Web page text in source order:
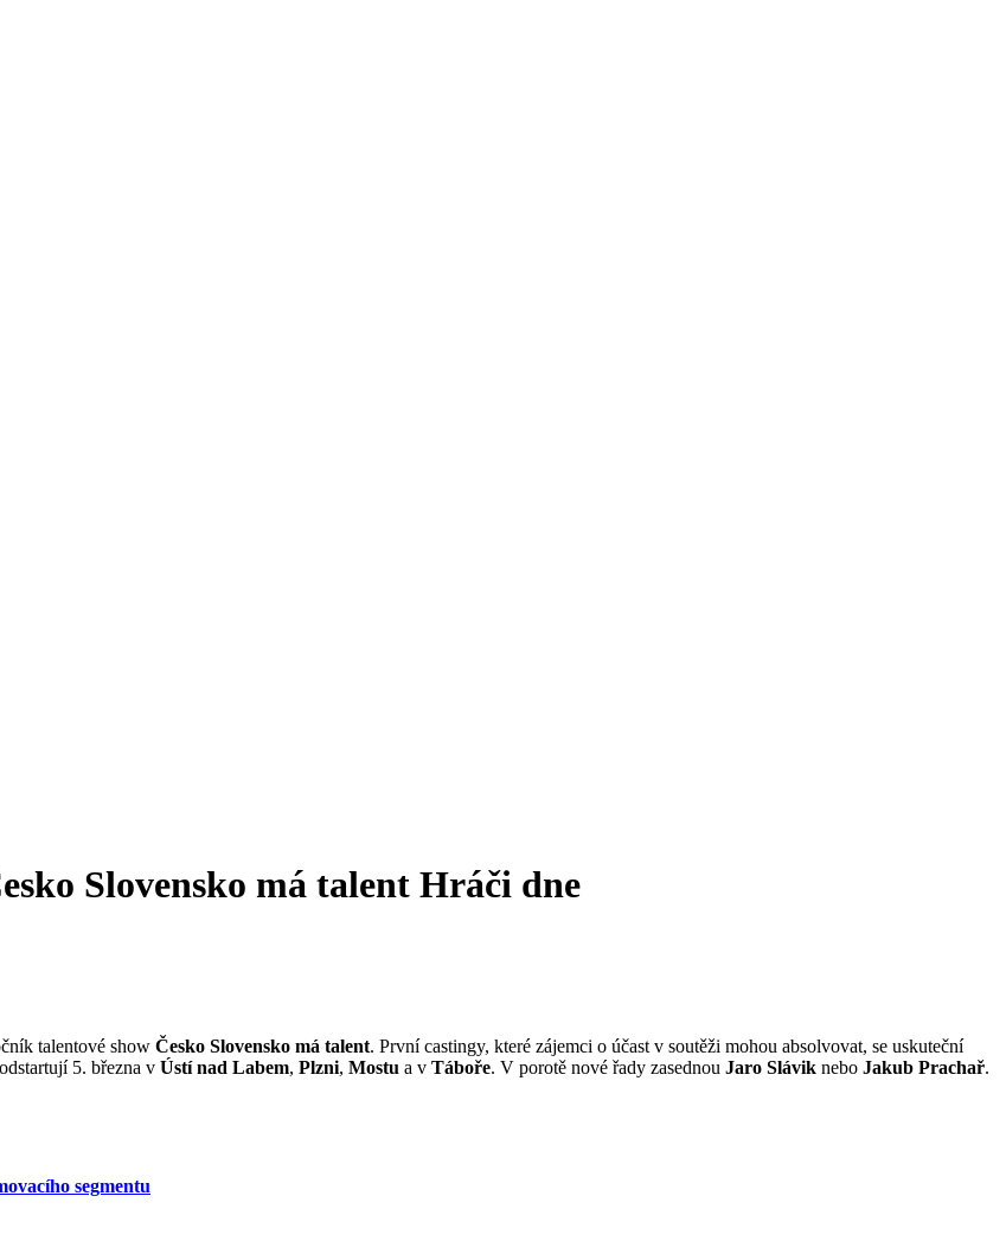
Slovensko má talent Hráči dne
talentové show Česko Slovensko má talent. První castingy, které zájemci o účast v soutěži mohou absolvovat, se uskuteční
5. března v Ústí nad Labem, Plzni, Mostu a v Táboře. V porotě nové řady zasednou Jaro Slávik nebo Jakub Prachař.
segmentu